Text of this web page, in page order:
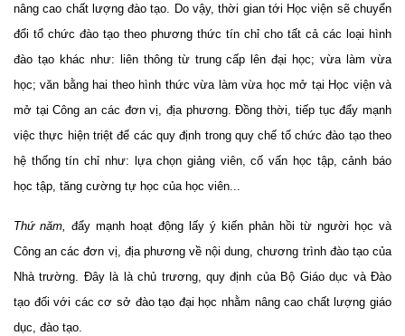
nâng cao chất lượng đào tạo. Do vậy, thời gian tới Học viện sẽ chuyển
đổi tổ chức đào tạo theo phương thức tín chỉ cho tất cả các loại hình
đào tạo khác như: liên thông từ trung cấp lên đại học; vừa làm vừa
học; văn bằng hai theo hình thức vừa làm vừa học mở tại Học viện và
mở tại Công an các đơn vị, địa phương. Đồng thời, tiếp tục đẩy mạnh
việc thực hiện triệt để các quy định trong quy chế tổ chức đào tạo theo
hệ thống tín chỉ như: lựa chọn giảng viên, cố vấn học tập, cảnh báo
học tập, tăng cường tự học của học viên...
Thứ năm,
đẩy mạnh hoạt động lấy ý kiến phản hồi từ người học và
Công an các đơn vị, địa phương về nội dung, chương trình đào tạo của
Nhà trường. Đây là là chủ trương, quy định của Bộ Giáo dục và Đào
tạo đối với các cơ sở đào tạo đại học nhằm nâng cao chất lượng giáo
dục, đào tạo.